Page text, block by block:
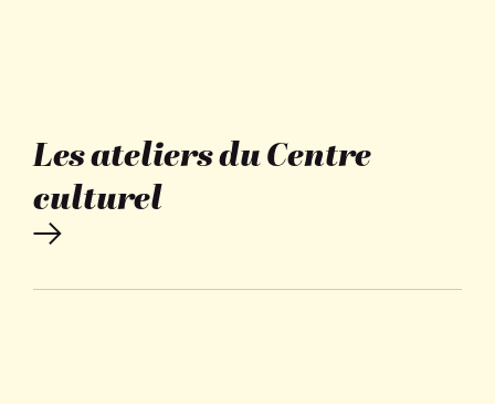
Les ateliers du Centre
culturel